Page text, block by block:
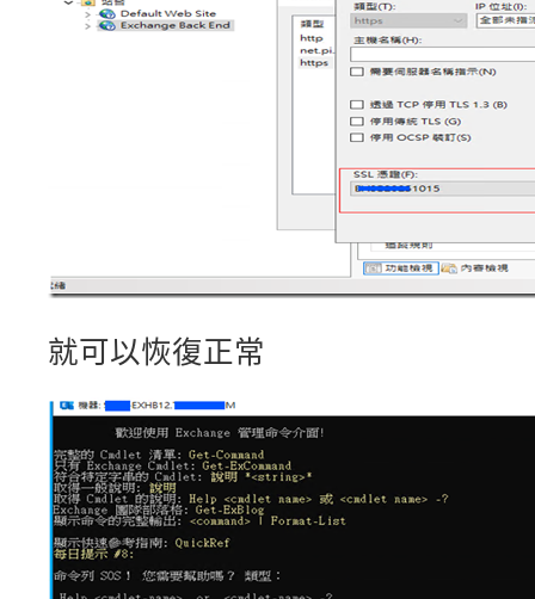
就可以恢復正常